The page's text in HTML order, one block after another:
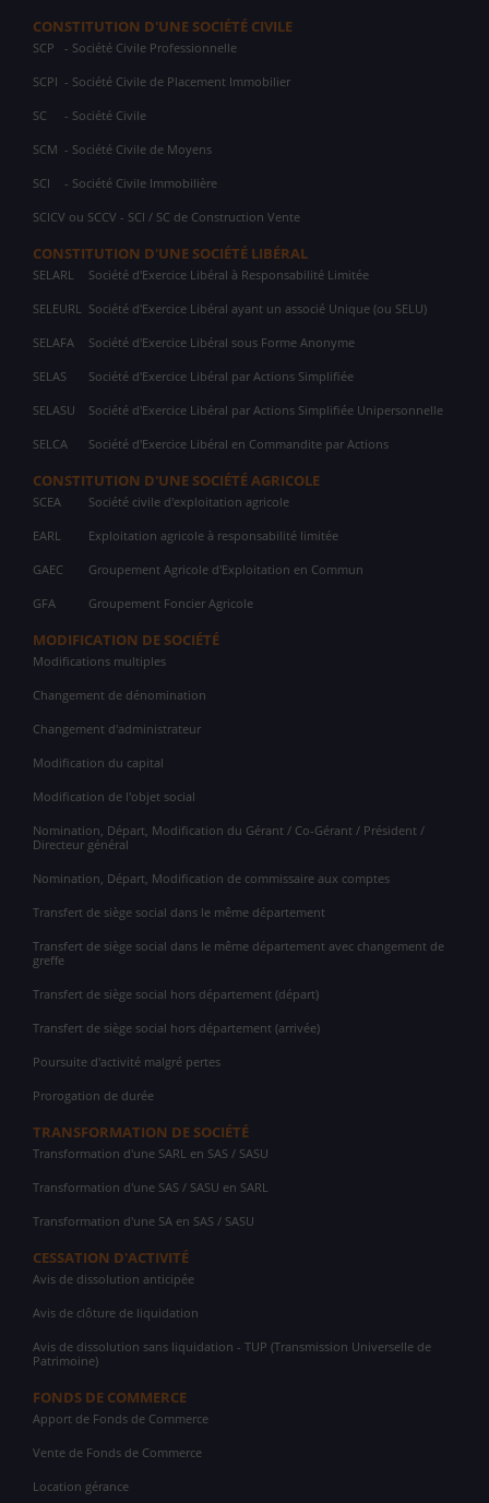
CONSTITUTION D'UNE SOCIÉTÉ CIVILE
SCP - Société Civile Professionnelle
SCPI - Société Civile de Placement Immobilier
SC - Société Civile
SCM - Société Civile de Moyens
SCI - Société Civile Immobilière
SCICV ou SCCV - SCI / SC de Construction Vente
CONSTITUTION D'UNE SOCIÉTÉ LIBÉRAL
SELARL Société d'Exercice Libéral à Responsabilité Limitée
SELEURL Société d'Exercice Libéral ayant un associé Unique (ou SELU)
SELAFA Société d'Exercice Libéral sous Forme Anonyme
SELAS Société d'Exercice Libéral par Actions Simplifiée
SELASU Société d'Exercice Libéral par Actions Simplifiée Unipersonnelle
SELCA Société d'Exercice Libéral en Commandite par Actions
CONSTITUTION D'UNE SOCIÉTÉ AGRICOLE
SCEA Société civile d'exploitation agricole
EARL Exploitation agricole à responsabilité limitée
GAEC Groupement Agricole d'Exploitation en Commun
GFA Groupement Foncier Agricole
MODIFICATION DE SOCIÉTÉ
Modifications multiples
Changement de dénomination
Changement d'administrateur
Modification du capital
Modification de l'objet social
Nomination, Départ, Modification du Gérant / Co-Gérant / Président /
Directeur général
Nomination, Départ, Modification de commissaire aux comptes
Transfert de siège social dans le même département
Transfert de siège social dans le même département avec changement de
greffe
Transfert de siège social hors département (départ)
Transfert de siège social hors département (arrivée)
Poursuite d'activité malgré pertes
Prorogation de durée
TRANSFORMATION DE SOCIÉTÉ
Transformation d'une SARL en SAS / SASU
Transformation d'une SAS / SASU en SARL
Transformation d'une SA en SAS / SASU
CESSATION D'ACTIVITÉ
Avis de dissolution anticipée
Avis de clôture de liquidation
Avis de dissolution sans liquidation - TUP (Transmission Universelle de
Patrimoine)
FONDS DE COMMERCE
Apport de Fonds de Commerce
Vente de Fonds de Commerce
Location gérance